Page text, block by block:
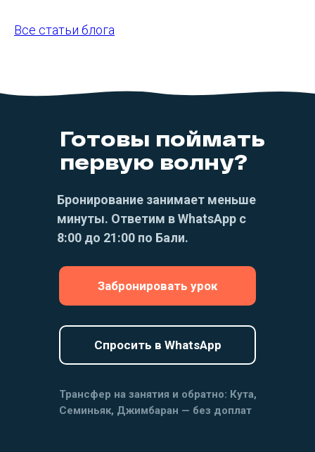
Все статьи блога
Бронирование занимает меньше
минуты. Ответим в WhatsApp с
8:00 до 21:00 по Бали.
Готовы поймать
первую волну?
Спросить в WhatsApp
Забронировать урок
Трансфер на занятия и обратно: Кута,
Семиньяк, Джимбаран — без доплат